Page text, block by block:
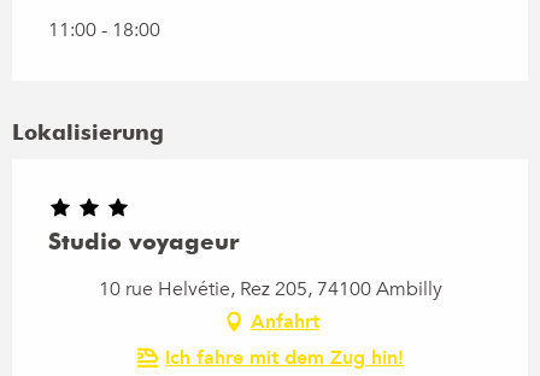
11:00 - 18:00
Lokalisierung
Studio voyageur
10 rue Helvétie, Rez 205, 74100 Ambilly
Anfahrt
Ich fahre mit dem Zug hin!